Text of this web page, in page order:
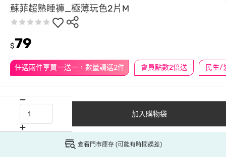
蘇菲超熟睡褲_極薄玩色2片M
任選兩件享買一送一，數量請選2件 會員點數2倍送
$79
加入購物袋
查看門市庫存 (可能有時間誤差)